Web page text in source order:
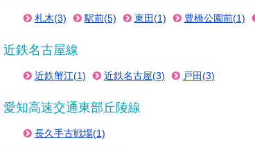
札木(3) 駅前(5) 東田(1) 豊橋公園前(1)
近鉄名古屋線
近鉄蟹江(1) 近鉄名古屋(3) 戸田(3)
愛知高速交通東部丘陵線
長久手古戦場(1)